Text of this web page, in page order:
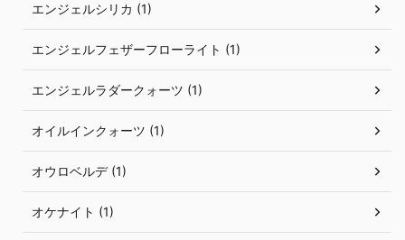
エンジェルシリカ (1)
エンジェルフェザーフローライト (1)
エンジェルラダークォーツ (1)
オイルインクォーツ (1)
オウロベルデ (1)
オケナイト (1)